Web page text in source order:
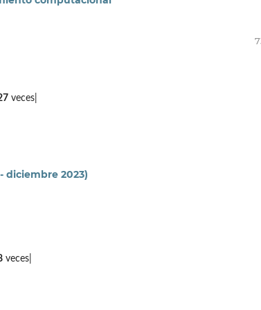
veces|
diciembre 2023)
veces|